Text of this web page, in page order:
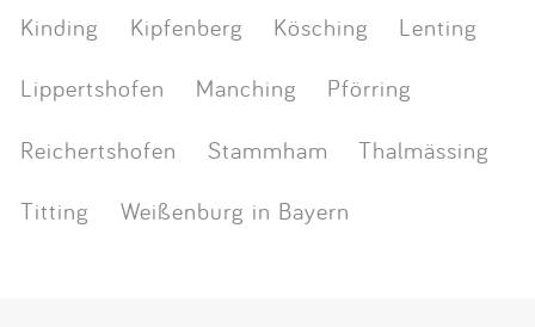
Kinding
Kipfenberg Kösching
Lenting
Lippertshofen
Manching
Pförring
Reichertshofen
Stammham
Thalmässing
Titting
Weißenburg in Bayern